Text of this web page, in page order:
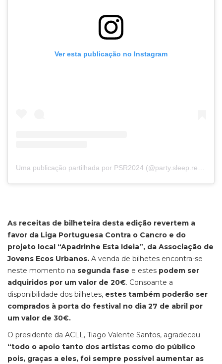
Ver esta publicação no Instagram
Uma publicação partilhada por PSR2024 (@party.sleep.repeat)
As receitas de bilheteira desta edição revertem a
favor da Liga Portuguesa Contra o Cancro e do
projeto local “Apadrinhe Esta Ideia”, da Associação de
Jovens Ecos Urbanos. A venda de bilhetes encontra-se
neste momento na segunda fase e estes podem ser
adquiridos por um valor de 20€. Consoante a
disponibilidade dos bilhetes, estes também poderão ser
comprados à porta do festival no dia 27 de abril por
um valor de 30€.
O presidente da ACLL, Tiago Valente Santos, agradeceu
“todo o apoio tanto dos artistas como do público
pois, graças a eles, foi sempre possível aumentar as